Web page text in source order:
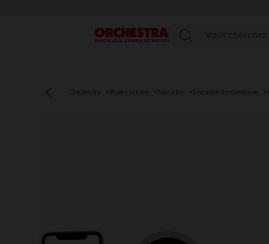
Menu
Orchestra Puériculture Sécurité Sécurité domestique